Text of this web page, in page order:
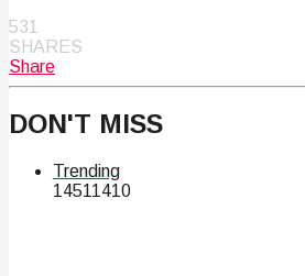
531
SHARES
Share
DON'T MISS
Trending
14511410